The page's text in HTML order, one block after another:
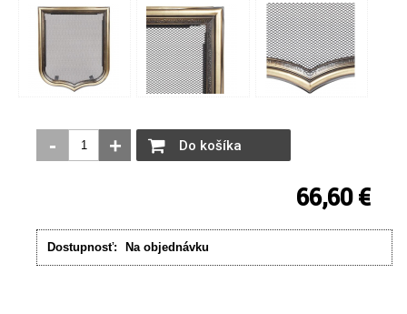
- + Do košíka
66,60 €
Dostupnosť: Na objednávku